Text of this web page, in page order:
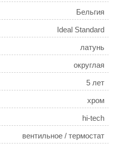
Бельгия
Ideal Standard
латунь
округлая
5 лет
хром
hi-tech
вентильное / термостат